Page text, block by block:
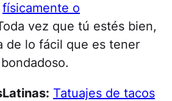
físicamente o
vez que tú estés bien,
de lo fácil que es tener
Tatuajes de tacos